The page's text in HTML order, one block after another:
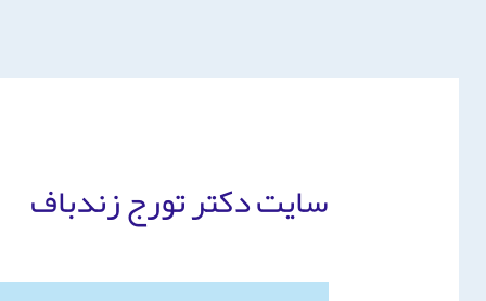
سایت دکتر تورج زندباف